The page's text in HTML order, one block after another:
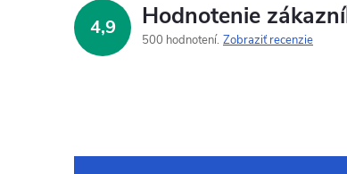
4,9 Hodnotenie
500 hodnotení Zobraziť recenzie